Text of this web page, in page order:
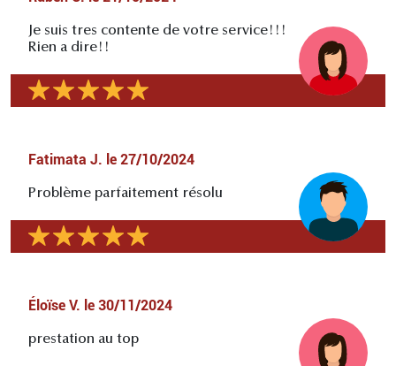
Je suis tres contente de votre service!!!
Rien a dire!!
Fatimata J. le 27/10/2024
Problème parfaitement résolu
Éloïse V. le 30/11/2024
prestation au top